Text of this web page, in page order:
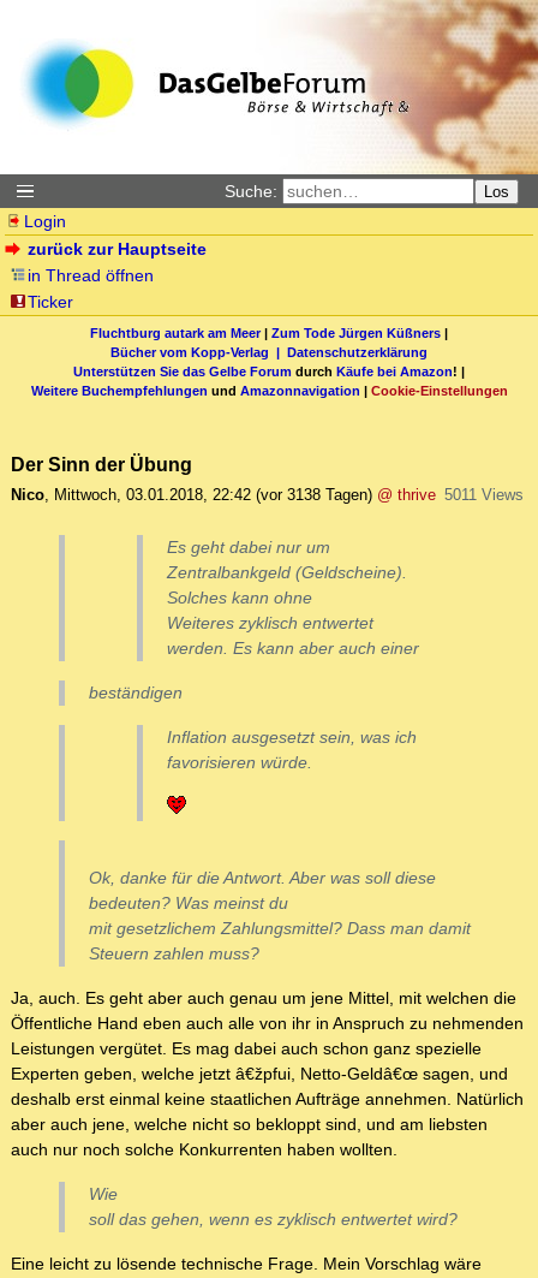
Suche: Los
Login
zurück zur Hauptseite
in Thread öffnen
Ticker
Fluchtburg autark am Meer| Zum Tode Jürgen Küßners |
Bücher vom Kopp-Verlag | Datenschutzerklärung
Unterstützen Sie das Gelbe Forum durch Käufe bei Amazon! |
Weitere Buchempfehlungen und Amazonnavigation | Cookie-Einstellungen
Der Sinn der Übung
Nico, Mittwoch, 03.01.2018, 22:42 (vor 3138 Tagen) @ thrive 5011 Views
Es geht dabei nur um
Zentralbankgeld (Geldscheine).
Solches kann ohne
Weiteres zyklisch entwertet
werden. Es kann aber auch einer
beständigen
Inflation ausgesetzt sein, was ich
favorisieren würde.
Ok, danke für die Antwort. Aber was soll diese
bedeuten? Was meinst du
mit gesetzlichem Zahlungsmittel? Dass man damit
Steuern zahlen muss?
Ja, auch. Es geht aber auch genau um jene Mittel, mit welchen die
Öffentliche Hand eben auch alle von ihr in Anspruch zu nehmenden
Leistungen vergütet. Es mag dabei auch schon ganz spezielle
Experten geben, welche jetzt â€žpfui, Netto-Geldâ€œ sagen, und
deshalb erst einmal keine staatlichen Aufträge annehmen. Natürlich
aber auch jene, welche nicht so bekloppt sind, und am liebsten
auch nur noch solche Konkurrenten haben wollten.
Wie
soll das gehen, wenn es zyklisch entwertet wird?
Eine leicht zu lösende technische Frage. Mein Vorschlag wäre